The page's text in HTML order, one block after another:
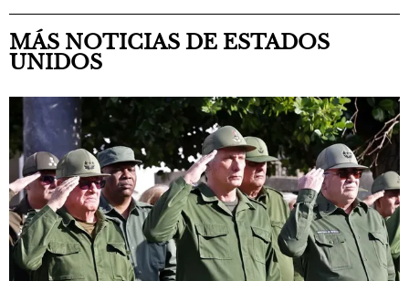
MÁS NOTICIAS DE ESTADOS
UNIDOS